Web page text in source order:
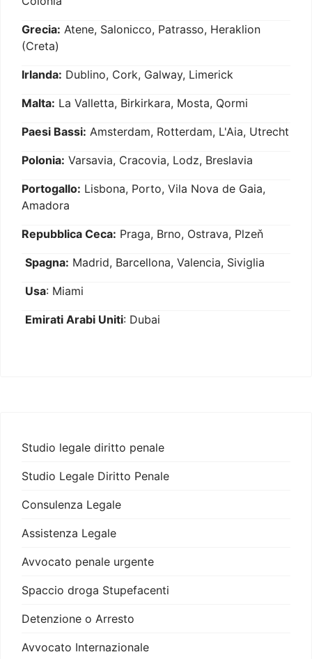
Grecia: Atene, Salonicco, Patrasso, Heraklion
(Creta)
Irlanda: Dublino, Cork, Galway, Limerick
Malta: La Valletta, Birkirkara, Mosta, Qormi
Paesi Bassi: Amsterdam, Rotterdam, L'Aia, Utrecht
Polonia: Varsavia, Cracovia, Lodz, Breslavia
Portogallo: Lisbona, Porto, Vila Nova de Gaia,
Amadora
Repubblica Ceca: Praga, Brno, Ostrava, Plzeň
Spagna: Madrid, Barcellona, Valencia, Siviglia
Usa: Miami
Emirati Arabi Uniti: Dubai
Studio legale diritto penale
Studio Legale Diritto Penale
Consulenza Legale
Assistenza Legale
Avvocato penale urgente
Spaccio droga Stupefacenti
Detenzione o Arresto
Avvocato Internazionale